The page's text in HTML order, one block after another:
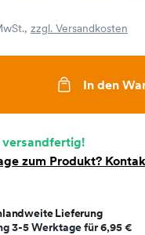
zzgl. Versandkosten
In den
zum Produkt?
Lieferung
3-5 Werktage für6,95 €